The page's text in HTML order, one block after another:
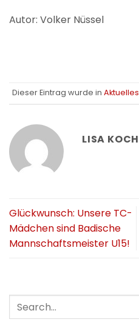
Autor: Volker Nüssel
Dieser Eintrag wurde in Aktuelles
LISA KOCH
Glückwunsch: Unsere TC-
Mädchen sind Badische
Mannschaftsmeister U15!